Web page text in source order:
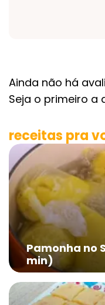
Ainda não há
Seja o primeiro a
receitas pra
Pamonha no
min)